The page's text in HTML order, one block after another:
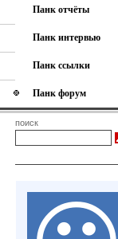
Панк отчёты
Панк интервью
Панк ссылки
Панк форум
поиск